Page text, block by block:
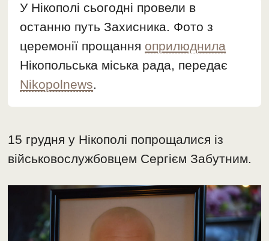
У Нікополі сьогодні провели в
останню путь Захисника. Фото з
церемонії прощання оприлюднила
Нікопольська міська рада, передає
Nikopolnews.
15 грудня у Нікополі попрощалися із
військовослужбовцем Сергієм Забутним.